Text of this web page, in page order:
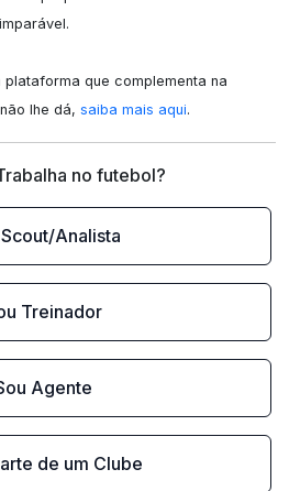
que complementa na
lhe dá, saiba mais aqui.
no futebol?
Analista
Treinador
Agente
de um Clube